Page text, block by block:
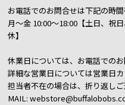
お電話でのお問合せは下記の時間
月～金 10:00～18:00【土日、祝
休】
休業日については、お電話での
詳細な営業日については営業日
担当者不在の場合は、折り返しご
MAIL: